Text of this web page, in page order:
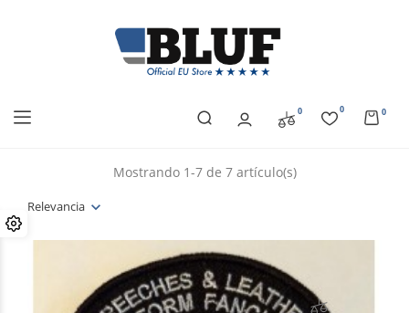
0 0 0
Relevancia
Mostrando 1-7 de 7 artículo(s)